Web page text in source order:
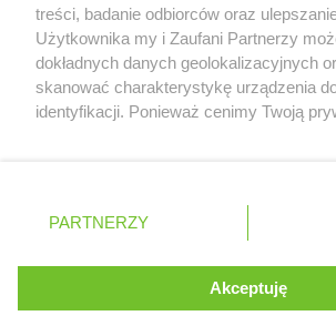
Polityka prywatności ©
zgody
powiązana w żaden sposób z grupą
do Formula One Licensing B.V
Serwis internetowy, z którego
cookies. Są to pliki instalowane w
końcowych osób korzystających z
administrowania serwisem,
Dowiedz się więcej o
ROZUMIEM
treści, badanie odbiorców oraz
Użytkownika my i Zaufani Partnerzy
dokładnych danych geolokalizacyjnych
skanować charakterystykę urządzenia
identyfikacji. Ponieważ cenimy Twoją
prywatności znajdujący się w lewym
. Niektóre rodzaje przetwarzania
takiemu przetwarzaniu. Preferencje będą
zastosowania tylko na tej witrynie.
PARTNERZY
Akceptuję